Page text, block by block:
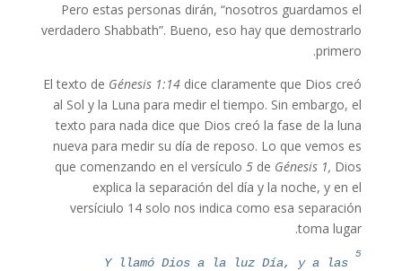
Pero estas personas dirán, “nosotros guardamos el
verdadero Shabbath”. Bueno, eso hay que demostrarlo
primero.
El texto de Génesis 1:14 dice claramente que Dios creó
al Sol y la Luna para medir el tiempo. Sin embargo, el
texto para nada dice que Dios creó la fase de la luna
nueva para medir su día de reposo. Lo que vemos es
que comenzando en el versículo5 de Génesis 1, Dios
explica la separación del día y la noche, y en el
versíciulo 14 solo nos indica como esa separación
toma lugar.
5
Y llamó Dios a la luz Día, y a las